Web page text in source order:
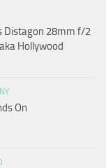
Distagon 28mm f/2
Hollywood
On